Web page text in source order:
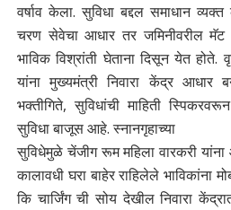
वर्षाव केला. सुविधा बद्दल समाधान
चरण सेवेचा आधार तर जमिनीवरील
भाविक विश्रांती घेताना दिसून येत होते.
यांना मुख्यमंत्री निवारा केंद्र आधार
भक्तीगिते, सुविधांची माहिती
सुविधा बाजूस आहे. स्नानगृहाच्या
सुविधेमुळे चेंजीग रूम महिला वारकरी
कालावधी घरा बाहेर राहिलेले भाविकांना
कि चार्जिंग ची सोय देखील निवारा